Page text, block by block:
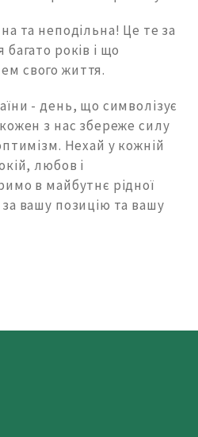
та неподільна! Це те за
років і що
свого життя.
- день, що символізує
з нас збереже силу
Нехай у кожній
любов і
в майбутнє рідної
вашу позицію та вашу